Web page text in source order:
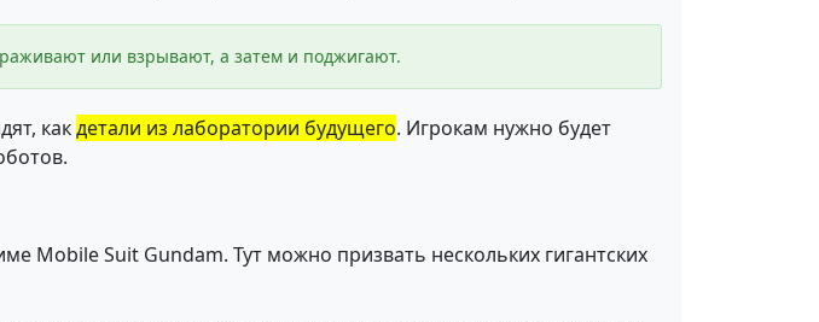
или взрывают, а затем и поджигают.
какдетали из лаборатории будущего. Игрокам нужно будет
Mobile Suit Gundam. Тут можно призвать нескольких гигантских